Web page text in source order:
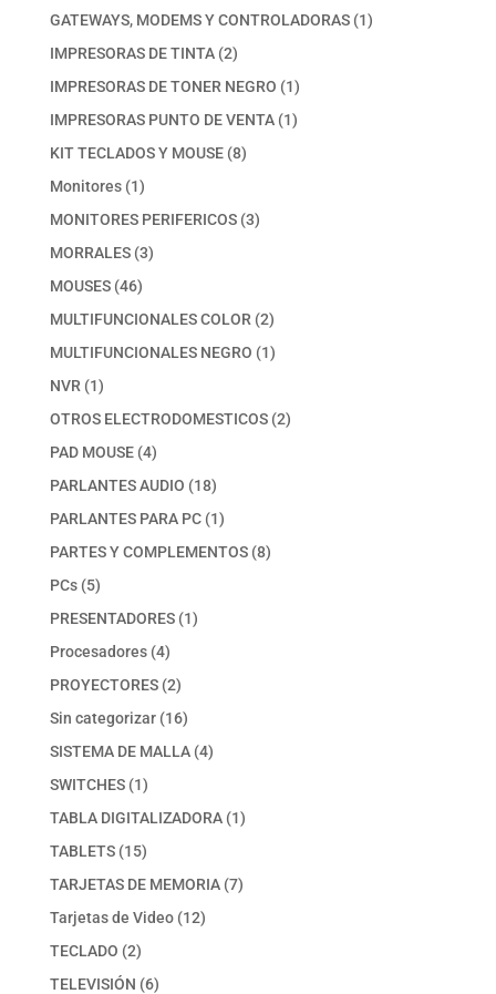
producto
GATEWAYS, MODEMS Y CONTROLADORAS 11
IMPRESORAS DE TINTA 22
productos
IMPRESORAS DE TONER NEGRO 11
producto
IMPRESORAS PUNTO DE VENTA 11
KIT TECLADOS Y MOUSE 88
Monitores 11
producto
MONITORES PERIFERICOS 33
MORRALES 33
MOUSES 4646
productos
MULTIFUNCIONALES COLOR 22
productos
MULTIFUNCIONALES NEGRO 11
NVR 11
producto
OTROS ELECTRODOMESTICOS 22
PAD MOUSE 44
productos
PARLANTES AUDIO 1818
productos
PARLANTES PARA PC 11
producto
PARTES Y COMPLEMENTOS 88
PCs 55
productos
PRESENTADORES 11
Procesadores 44
productos
PROYECTORES 22
productos
Sin categorizar 1616
productos
SISTEMA DE MALLA 44
SWITCHES 11
producto
TABLA DIGITALIZADORA 11
TABLETS 1515
productos
TARJETAS DE MEMORIA 77
Tarjetas de Video 1212
TECLADO 22
productos
TELEVISIÓN 66